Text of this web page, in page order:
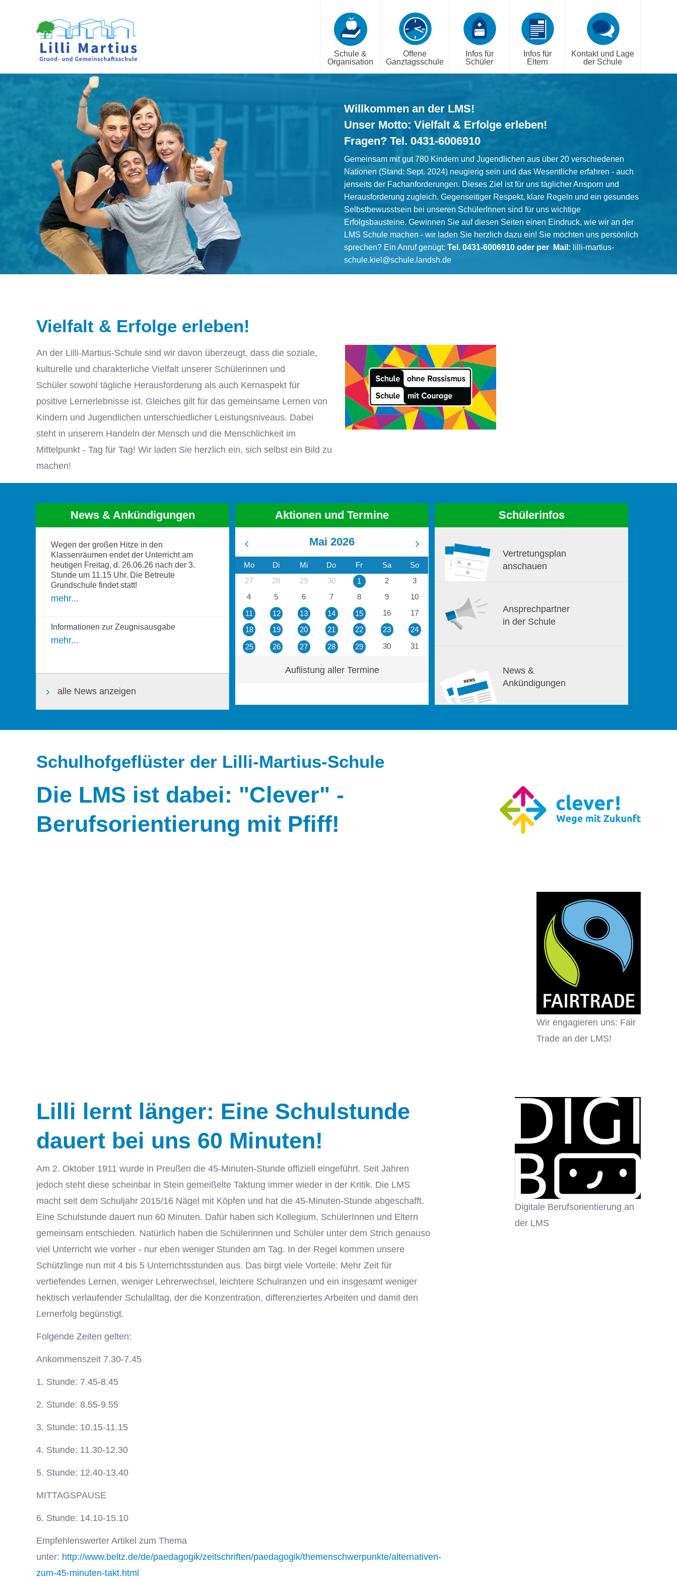
Schule &
Organisation
Offene
Ganztagsschule
Infos für
Schüler
Infos für
Eltern
Kontakt und Lage
der Schule
Willkommen an der LMS!
Unser Motto: Vielfalt & Erfolge erleben!
Fragen? Tel. 0431-6006910
Gemeinsam mit gut 780 Kindern und Jugendlichen aus über 20 verschiedenen
Nationen (Stand: Sept. 2024) neugierig sein und das Wesentliche erfahren - auch
jenseits der Fachanforderungen. Dieses Ziel ist für uns täglicher Ansporn und
Herausforderung zugleich. Gegenseitiger Respekt, klare Regeln und ein gesundes
Selbstbewusstsein bei unseren SchülerInnen sind für uns wichtige
Erfolgsbausteine. Gewinnen Sie auf diesen Seiten einen Eindruck, wie wir an der
LMS Schule machen - wir laden Sie herzlich dazu ein! Sie möchten uns persönlich
sprechen? Ein Anruf genügt:Tel. 0431-6006910 oder per Mail: lilli-martius-
schule.kiel@schule.landsh.de
Vielfalt & Erfolge erleben!
An der Lilli-Martius-Schule sind wir davon überzeugt, dass die soziale,
kulturelle und charakterliche Vielfalt unserer Schülerinnen und
Schüler sowohl tägliche Herausforderung als auch Kernaspekt für
positive Lernerlebnisse ist. Gleiches gilt für das gemeinsame Lernen von
Kindern und Jugendlichen unterschiedlicher Leistungsniveaus. Dabei
steht in unserem Handeln der Mensch und die Menschlichkeit im
Mittelpunkt - Tag für Tag! Wir laden Sie herzlich ein, sich selbst ein Bild zu
machen!
News & Ankündigungen
Wegen der großen Hitze in den
Klassenräumen endet der Unterricht am
heutigen Freitag, d. 26.06.26 nach der 3.
Stunde um 11.15 Uhr. Die Betreute
Grundschule findet statt!
mehr...
Informationen zur Zeugnisausgabe
mehr...
alle News anzeigen
Aktionen und Termine
Mai 2026
Mo Di Mi Do Fr Sa
So
27
28 29 30 1 2
3
4
5 6 7 8 9
10
11
12 13 14 15 16
17
18
19 20 21 22 23
24
25
26 27 28 29 30 31
Auflistung aller Termine
Schülerinfos
Vertretungsplan
anschauen
Ansprechpartner
in der Schule
News &
Ankündigungen
Schulhofgeflüster der Lilli-Martius-Schule
Die LMS ist dabei: "Clever" -
Berufsorientierung mit Pfiff!
Wir engagieren uns: Fair
Trade an der LMS!
Lilli lernt länger: Eine Schulstunde
dauert bei uns 60 Minuten!
Am 2. Oktober 1911 wurde in Preußen die 45-Minuten-Stunde offiziell eingeführt. Seit Jahren
jedoch steht diese scheinbar in Stein gemeißelte Taktung immer wieder in der Kritik. Die LMS
macht seit dem Schuljahr 2015/16 Nägel mit Köpfen und hat die 45-Minuten-Stunde abgeschafft.
Eine Schulstunde dauert nun 60 Minuten. Dafür haben sich Kollegium, SchülerInnen und Eltern
gemeinsam entschieden. Natürlich haben die Schülerinnen und Schüler unter dem Strich genauso
viel Unterricht wie vorher - nur eben weniger Stunden am Tag. In der Regel kommen unsere
Schützlinge nun mit 4 bis 5 Unterrichtsstunden aus. Das birgt viele Vorteile: Mehr Zeit für
vertiefendes Lernen, weniger Lehrerwechsel, leichtere Schulranzen und ein insgesamt weniger
hektisch verlaufender Schulalltag, der die Konzentration, differenziertes Arbeiten und damit den
Lernerfolg begünstigt.
Folgende Zeiten gelten:
Ankommenszeit 7.30-7.45
1. Stunde: 7.45-8.45
2. Stunde: 8.55-9.55
3. Stunde: 10.15-11.15
4. Stunde: 11.30-12.30
5. Stunde: 12.40-13.40
MITTAGSPAUSE
6. Stunde: 14.10-15.10
Empfehlenswerter Artikel zum Thema
unter: http://www.beltz.de/de/paedagogik/zeitschriften/paedagogik/themenschwerpunkte/alternativen-
zum-45-minuten-takt.html
Digitale Berufsorientierung an
der LMS